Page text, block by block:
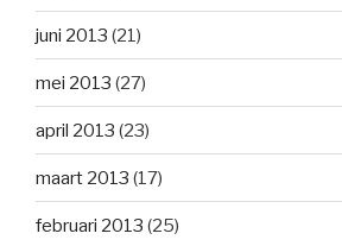
juni 2013 (21)
mei 2013 (27)
april 2013 (23)
maart 2013 (17)
februari 2013 (25)